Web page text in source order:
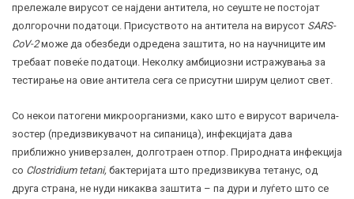
прележале вирусот се најдени антитела , но сеуште не постојат
долгорочни податоци. Присуството на антитела на вирусот SARS-
CoV-2може да обезбеди одредена заштита, но на научниците им
требаат повеќе податоци. Неколку амбициозни истражувања за
тестирање на овие антитела сега се присутни ширум целиот свет.
Со некои патогени микроорганизми , како што е вирусот варичела-
зостер (предизвикувачот на сипаница), инфекцијата дава
приближно универзален, долготраен отпор. Природната инфекција
со Clostridium tetani, бактеријата што предизвикува тетанус, од
друга страна, не нуди никаква заштита – па дури и луѓето што се